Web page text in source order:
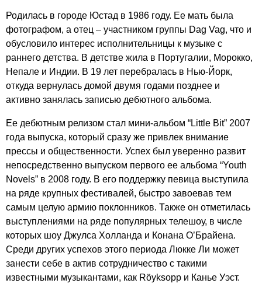
Родилась в городе Юстад в 1986 году. Ее мать была
фотографом, а отец – участником группы Dag Vag, что и
обусловило интерес исполнительницы к музыке с
раннего детства. В детстве жила в Португалии, Морокко,
Непале и Индии. В 19 лет перебралась в Нью-Йорк,
откуда вернулась домой двумя годами позднее и
активно занялась записью дебютного альбома.
Ее дебютным релизом стал мини-альбом “Little Bit” 2007
года выпуска, который сразу же привлек внимание
прессы и общественности. Успех был уверенно развит
непосредственно выпуском первого ее альбома “Youth
Novels” в 2008 году. В его поддержку певица выступила
на ряде крупных фестивалей, быстро завоевав тем
самым целую армию поклонников. Также он отметилась
выступлениями на ряде популярных телешоу, в числе
которых шоу Джулса Холланда и Конана О’Брайена.
Среди других успехов этого периода Люкке Ли может
занести себе в актив сотрудничество с такими
известными музыкантами, как Röyksopp и Канье Уэст.